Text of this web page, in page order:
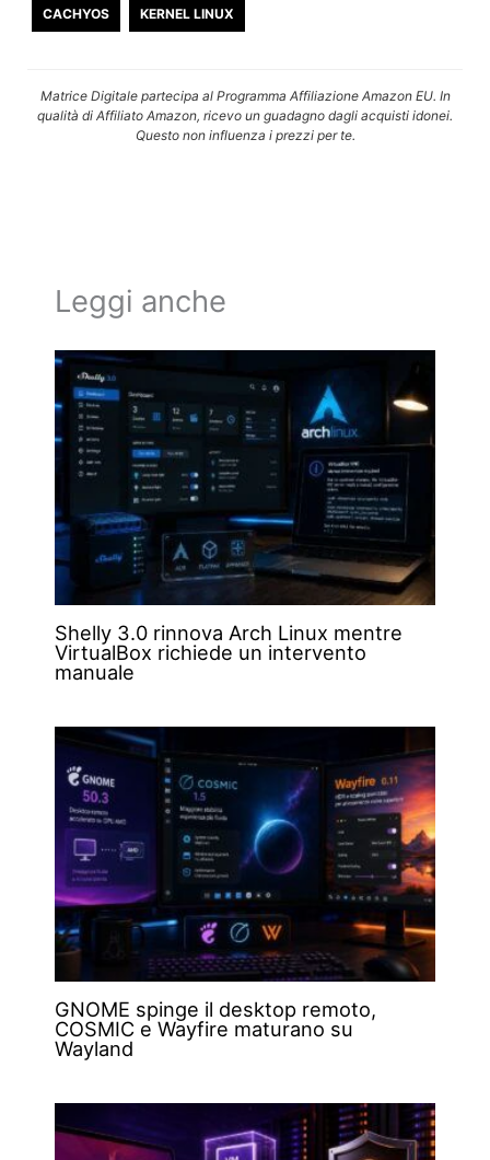
CACHYOS KERNEL LINUX
Matrice Digitale partecipa al Programma Affiliazione Amazon EU. In
qualità di Affiliato Amazon, ricevo un guadagno dagli acquisti idonei.
Questo non influenza i prezzi per te.
Leggi anche
Shelly 3.0 rinnova Arch Linux mentre
VirtualBox richiede un intervento
manuale
GNOME spinge il desktop remoto,
COSMIC e Wayfire maturano su
Wayland